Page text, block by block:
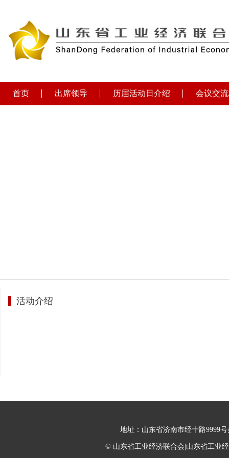
首页 出席领导 历届活动日介绍 会议交
活动介绍
地址：山东省济南市经十路9999
© 山东省工业经济联合会|山东省工